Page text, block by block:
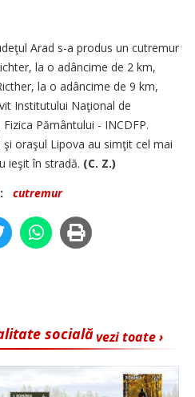
Arad s-a produs un cutremur
la o adâncime de 2 km,
la o adân­cime de 9 km,
Institutului Naţional de
Pământului - INCDFP.
oraşul Lipova au simţit cel mai
ieşit în stradă. (C. Z.)
cutremur
vezi toate ›
socială